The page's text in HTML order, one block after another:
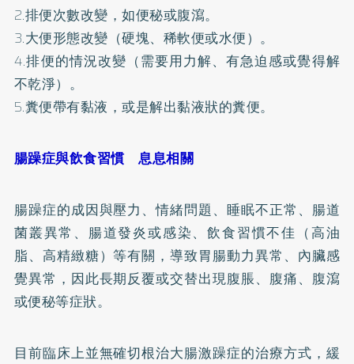
2.排便次數改變，如便秘或腹瀉。
3.大便形態改變（硬塊、稀軟便或水便）。
4.排便的情況改變（需要用力解、有急迫感或覺得解
不乾淨）。
5.糞便帶有黏液，或是解出黏液狀的糞便。
腸躁症與飲食習慣 息息相關
腸躁症的成因與壓力、情緒問題、睡眠不正常、腸道
菌叢異常、腸道發炎或感染、飲食習慣不佳（高油
脂、高精緻糖）等有關，導致胃腸動力異常、內臟感
覺異常，因此長期反覆或交替出現腹脹、腹痛、腹瀉
或便秘等症狀。
目前臨床上並無確切根治大腸激躁症的治療方式，緩